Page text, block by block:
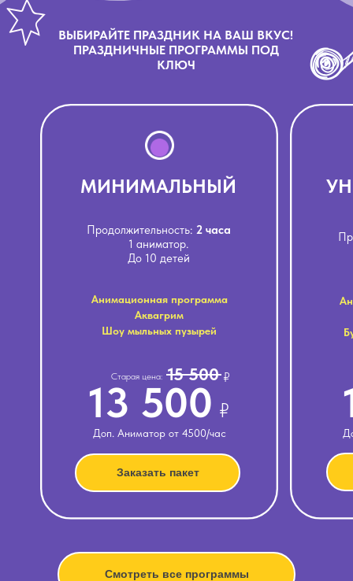
ВЫБИРАЙТЕ ПРАЗДНИК НА ВАШ ВКУС!
ПРАЗДНИЧНЫЕ ПРОГРАММЫ ПОД
КЛЮЧ
15 500 ₽
Старая цена:
13 500
Продолжительность: 2 часа
1 аниматор.
До 10 детей
₽
Заказать пакет
Анимационная программа
Аквагрим
Шоу мыльных пузырей
МИНИМАЛЬНЫЙ
Доп. Аниматор от 4500/час
Смотреть все программы